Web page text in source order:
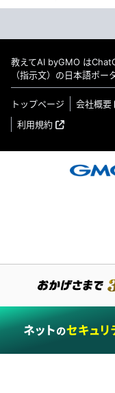
教えてAI byGMO は
（指示文）の日本語ポー
トップページ 会社概要
利用規約